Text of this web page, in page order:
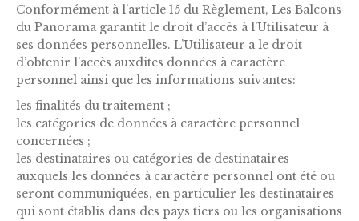
Conformément à l’article 15 du Règlement, Les Balcons
du Panorama garantit le droit d’accès à l’Utilisateur à
ses données personnelles. L’Utilisateur a le droit
d’obtenir l’accès auxdites données à caractère
personnel ainsi que les informations suivantes:
les finalités du traitement ;
les catégories de données à caractère personnel
concernées ;
les destinataires ou catégories de destinataires
auxquels les données à caractère personnel ont été ou
seront communiquées, en particulier les destinataires
qui sont établis dans des pays tiers ou les organisations